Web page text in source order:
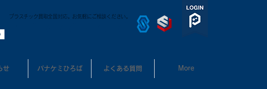
プラスチック買取全国対応。お気軽にご相談ください。
せ パナケミひろば よくある質問 More